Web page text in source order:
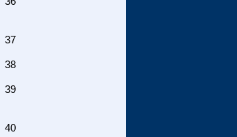
37
38
39
40